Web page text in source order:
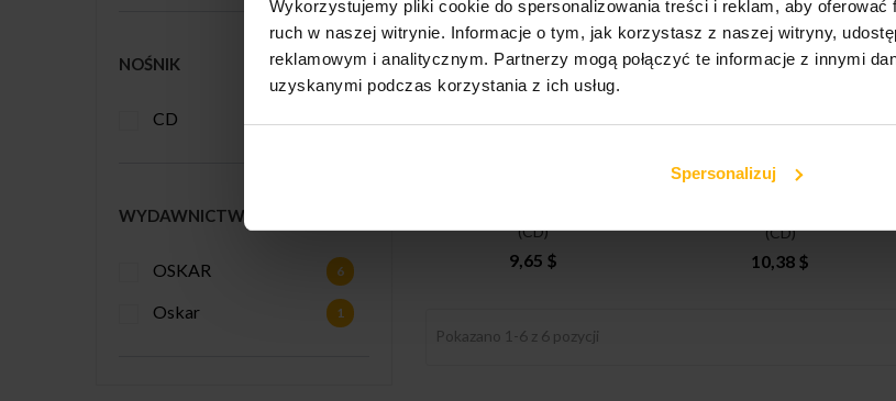
Wykorzystujemy pliki cookie do spersonalizowania treści i reklam, aby oferować
ruch w naszej witrynie. Informacje o tym, jak korzystasz z naszej witryny,
reklamowym i analitycznym. Partnerzy mogą połączyć te informacje z innymi
uzyskanymi podczas korzystania z ich usług.
Spersonalizuj
NOŚNIK
CD
WYDAWNICTWO 1/2
OSKAR 6
Oskar 1
(CD)
9,65 $
(CD)
10,38 $
Pokazano 1-6 z 6 pozycji